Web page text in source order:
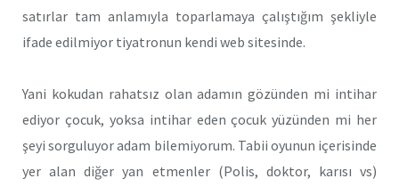
satırlar tam anlamıyla toparlamaya çalıştığım şekliyle
ifade edilmiyor tiyatronun kendi web sitesinde.
Yani kokudan rahatsız olan adamın gözünden mi intihar
ediyor çocuk, yoksa intihar eden çocuk yüzünden mi her
şeyi sorguluyor adam bilemiyorum. Tabii oyunun içerisinde
yer alan diğer yan etmenler (Polis, doktor, karısı vs)